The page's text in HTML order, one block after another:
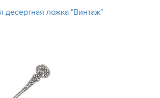
десертная ложка "Винтаж"